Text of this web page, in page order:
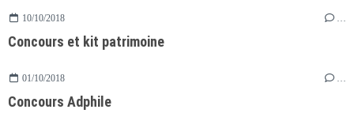
10/10/2018 …
Concours et kit patrimoine
01/10/2018 …
Concours Adphile